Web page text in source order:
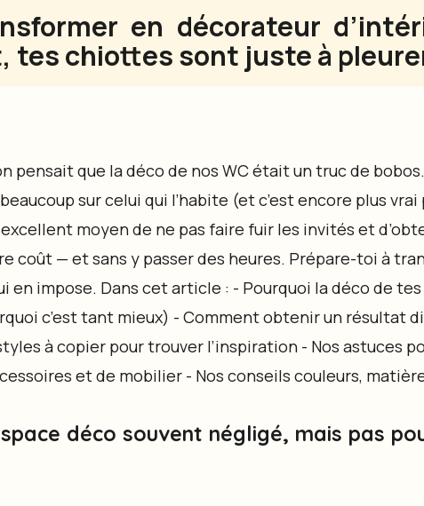
en décorateur
tes chiottes sont juste à
pensait que la déco de nos WC était un truc de
sur celui qui l’habite (et c’est encore plus vrai
moyen de ne pas faire fuir les invités et
coût — et sans y passer des heures. Prépare-toi à
en impose. Dans cet article : - Pourquoi la déco de
c’est tant mieux) - Comment obtenir un résultat
à copier pour trouver l’inspiration - Nos astuces
et de mobilier - Nos conseils couleurs,
déco souvent négligé, mais pas